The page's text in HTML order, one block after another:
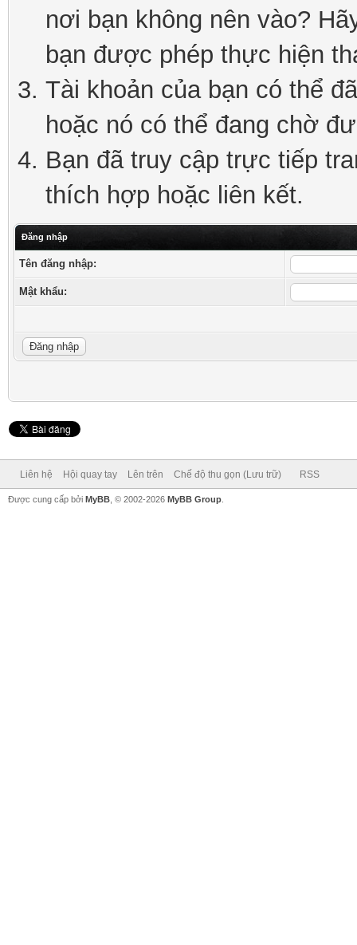
nơi bạn không nên vào?
bạn được phép thực hiện
Tài khoản của bạn có thể
hoặc nó có thể đang chờ
Bạn đã truy cập trực tiếp
thích hợp hoặc liên kết.
Đăng nhập
Tên đăng nhập:
Mật khẩu:
Liên hệ Hội quay tay Lên trên Chế độ thu gọn (Lưu trữ) RSS
Được cung cấp bởi MyBB , © 2002-2026 MyBB Group